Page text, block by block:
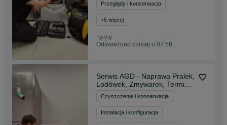
Przeglądy i konserwacja
+5 więcej
Tychy
Odświeżono dzisiaj o 07:56
Serwis AGD - Naprawa Pralek,
Lodówek, Zmywarek, Terminy
Czyszczenie i konserwacja
Instalacja i konfiguracja